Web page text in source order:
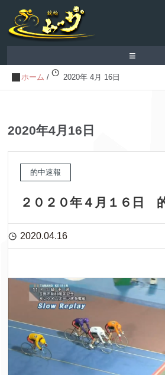
≡
ホーム / 2020年 4月 16日
2020年4月16日
的中速報
２０２０年４月１６日
2020.04.16